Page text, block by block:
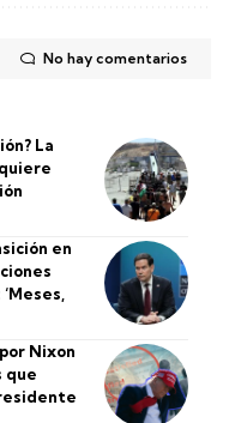
No hay comentarios
La
en
Nixon
que